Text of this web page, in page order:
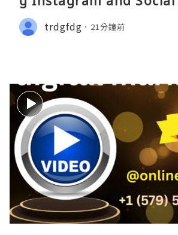
trdgfdg 21分鐘前